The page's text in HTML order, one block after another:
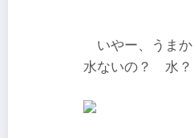
いやー、うまか
水ないの？ 水？